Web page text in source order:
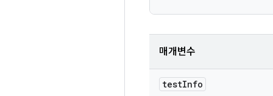
매개변수
testInfo